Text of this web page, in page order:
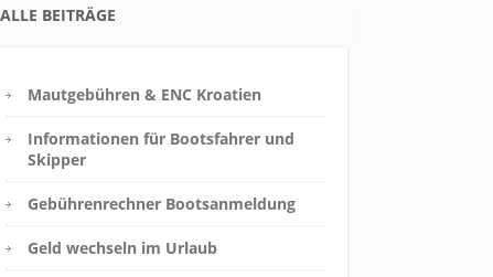
ALLE BEITRÄGE
Mautgebühren & ENC Kroatien
Informationen für Bootsfahrer und
Skipper
Gebührenrechner Bootsanmeldung
Geld wechseln im Urlaub